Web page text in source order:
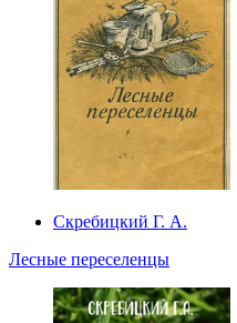
Скребицкий Г. А.
Лесные переселенцы